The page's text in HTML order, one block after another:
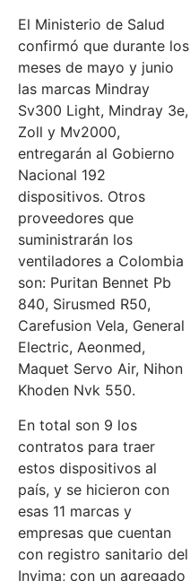
El Ministerio de Salud
confirmó que durante los
meses de mayo y junio
las marcas Mindray
Sv300 Light, Mindray 3e,
Zoll y Mv2000,
entregarán al Gobierno
Nacional 192
dispositivos. Otros
proveedores que
suministrarán los
ventiladores a Colombia
son: Puritan Bennet Pb
840, Sirusmed R50,
Carefusion Vela, General
Electric, Aeonmed,
Maquet Servo Air, Nihon
Khoden Nvk 550.
En total son 9 los
contratos para traer
estos dispositivos al
país, y se hicieron con
esas 11 marcas y
empresas que cuentan
con registro sanitario del
Invima; con un agregado